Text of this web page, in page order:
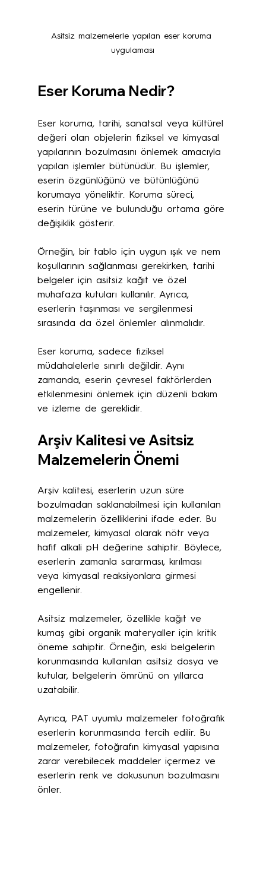
Asitsiz malzemelerle yapılan eser koruma
uygulaması
Eser Koruma Nedir?
Eser koruma, tarihi, sanatsal veya kültürel
değeri olan objelerin fiziksel ve kimyasal
yapılarının bozulmasını önlemek amacıyla
yapılan işlemler bütünüdür. Bu işlemler,
eserin özgünlüğünü ve bütünlüğünü
korumaya yöneliktir. Koruma süreci,
eserin türüne ve bulunduğu ortama göre
değişiklik gösterir.
Örneğin, bir tablo için uygun ışık ve nem
koşullarının sağlanması gerekirken, tarihi
belgeler için asitsiz kağıt ve özel
muhafaza kutuları kullanılır. Ayrıca,
eserlerin taşınması ve sergilenmesi
sırasında da özel önlemler alınmalıdır.
Eser koruma, sadece fiziksel
müdahalelerle sınırlı değildir. Aynı
zamanda, eserin çevresel faktörlerden
etkilenmesini önlemek için düzenli bakım
ve izleme de gereklidir.
Arşiv Kalitesi ve Asitsiz
Malzemelerin Önemi
Arşiv kalitesi, eserlerin uzun süre
bozulmadan saklanabilmesi için kullanılan
malzemelerin özelliklerini ifade eder. Bu
malzemeler, kimyasal olarak nötr veya
hafif alkali pH değerine sahiptir. Böylece,
eserlerin zamanla sararması, kırılması
veya kimyasal reaksiyonlara girmesi
engellenir.
Asitsiz malzemeler, özellikle kağıt ve
kumaş gibi organik materyaller için kritik
öneme sahiptir. Örneğin, eski belgelerin
korunmasında kullanılan asitsiz dosya ve
kutular, belgelerin ömrünü on yıllarca
uzatabilir.
Ayrıca, PAT uyumlu malzemeler fotoğrafik
eserlerin korunmasında tercih edilir. Bu
malzemeler, fotoğrafın kimyasal yapısına
zarar verebilecek maddeler içermez ve
eserlerin renk ve dokusunun bozulmasını
önler.